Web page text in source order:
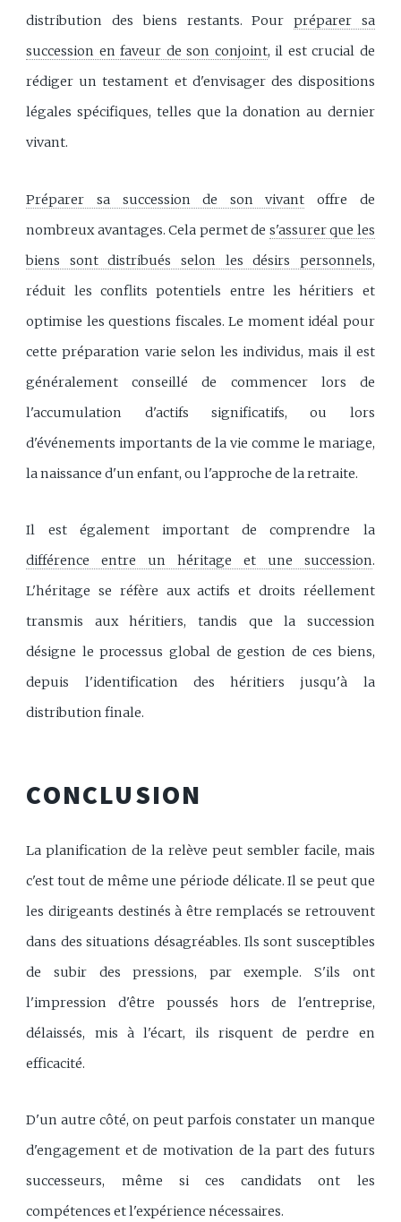
distribution des biens restants. Pour préparer sa
succession en faveur de son conjoint, il est crucial de
rédiger un testament et d'envisager des dispositions
légales spécifiques, telles que la donation au dernier
vivant.
Préparer sa succession de son vivant offre de
nombreux avantages. Cela permet de s'assurer que les
biens sont distribués selon les désirs personnels,
réduit les conflits potentiels entre les héritiers et
optimise les questions fiscales. Le moment idéal pour
cette préparation varie selon les individus, mais il est
généralement conseillé de commencer lors de
l'accumulation d'actifs significatifs, ou lors
d'événements importants de la vie comme le mariage,
la naissance d'un enfant, ou l'approche de la retraite.
Il est également important de comprendre la
différence entre un héritage et une succession.
L'héritage se réfère aux actifs et droits réellement
transmis aux héritiers, tandis que la succession
désigne le processus global de gestion de ces biens,
depuis l'identification des héritiers jusqu'à la
distribution finale.
CONCLUSION
La planification de la relève peut sembler facile, mais
c'est tout de même une période délicate. Il se peut que
les dirigeants destinés à être remplacés se retrouvent
dans des situations désagréables. Ils sont susceptibles
de subir des pressions, par exemple. S'ils ont
l'impression d'être poussés hors de l'entreprise,
délaissés, mis à l'écart, ils risquent de perdre en
efficacité.
D'un autre côté, on peut parfois constater un manque
d'engagement et de motivation de la part des futurs
successeurs, même si ces candidats ont les
compétences et l'expérience nécessaires.